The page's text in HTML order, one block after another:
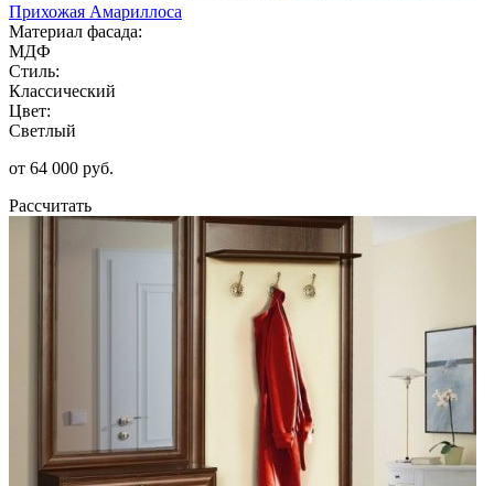
Прихожая Амариллоса
Материал фасада:
МДФ
Стиль:
Классический
Цвет:
Светлый
от 64 000 руб.
Рассчитать